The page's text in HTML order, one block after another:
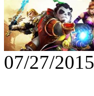
07/27/2015